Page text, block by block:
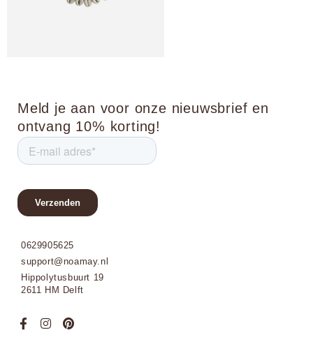
Meld je aan voor onze nieuwsbrief en
ontvang 10% korting!
0629905625
support@noamay.nl
Hippolytusbuurt 19
2611 HM Delft